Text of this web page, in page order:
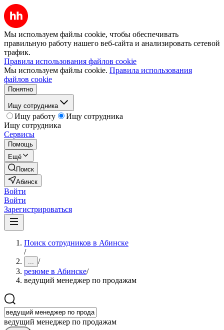
Мы используем файлы cookie, чтобы обеспечивать
правильную работу нашего веб-сайта и анализировать сетевой
трафик.
Правила использования файлов cookie
Мы используем файлы cookie. Правила использования
файлов cookie
Понятно
Ищу сотрудника
Ищу работу
Ищу сотрудника
Ищу сотрудника
Сервисы
Помощь
Ещё
Поиск
Абинск
Войти
Войти
Зарегистрироваться
Поиск сотрудников в Абинске
/
... /
резюме в Абинске/
ведущий менеджер по продажам
ведущий менеджер по продажам